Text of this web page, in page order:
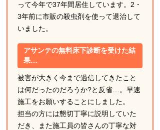
って今年で37年間居住しています。2・
3年前に市販の殺虫剤を使って退治して
いました。
アサンテの無料床下診断を受けた結
果…
被害が大きく今まで過信してきたこと
は何だったのだろうか?と反省…。早速
施工をお願いすることにしました。
担当の方には懇切丁寧に説明していた
だき、また施工員の皆さんの丁寧な対